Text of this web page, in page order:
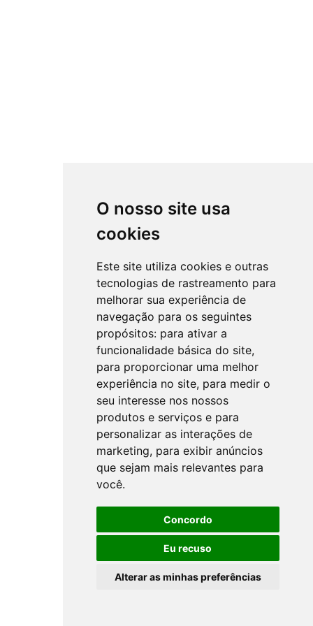
O nosso site usa
cookies
Este site utiliza cookies e outras
tecnologias de rastreamento para
melhorar sua experiência de
navegação para os seguintes
propósitos: para ativar a
funcionalidade básica do site,
para proporcionar uma melhor
experiência no site, para medir o
seu interesse nos nossos
produtos e serviços e para
personalizar as interações de
marketing, para exibir anúncios
que sejam mais relevantes para
você.
Concordo
Eu recuso
Alterar as minhas preferências